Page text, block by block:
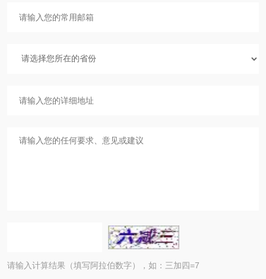
请输入计算结果（填写阿拉伯数字），如：三加四=7